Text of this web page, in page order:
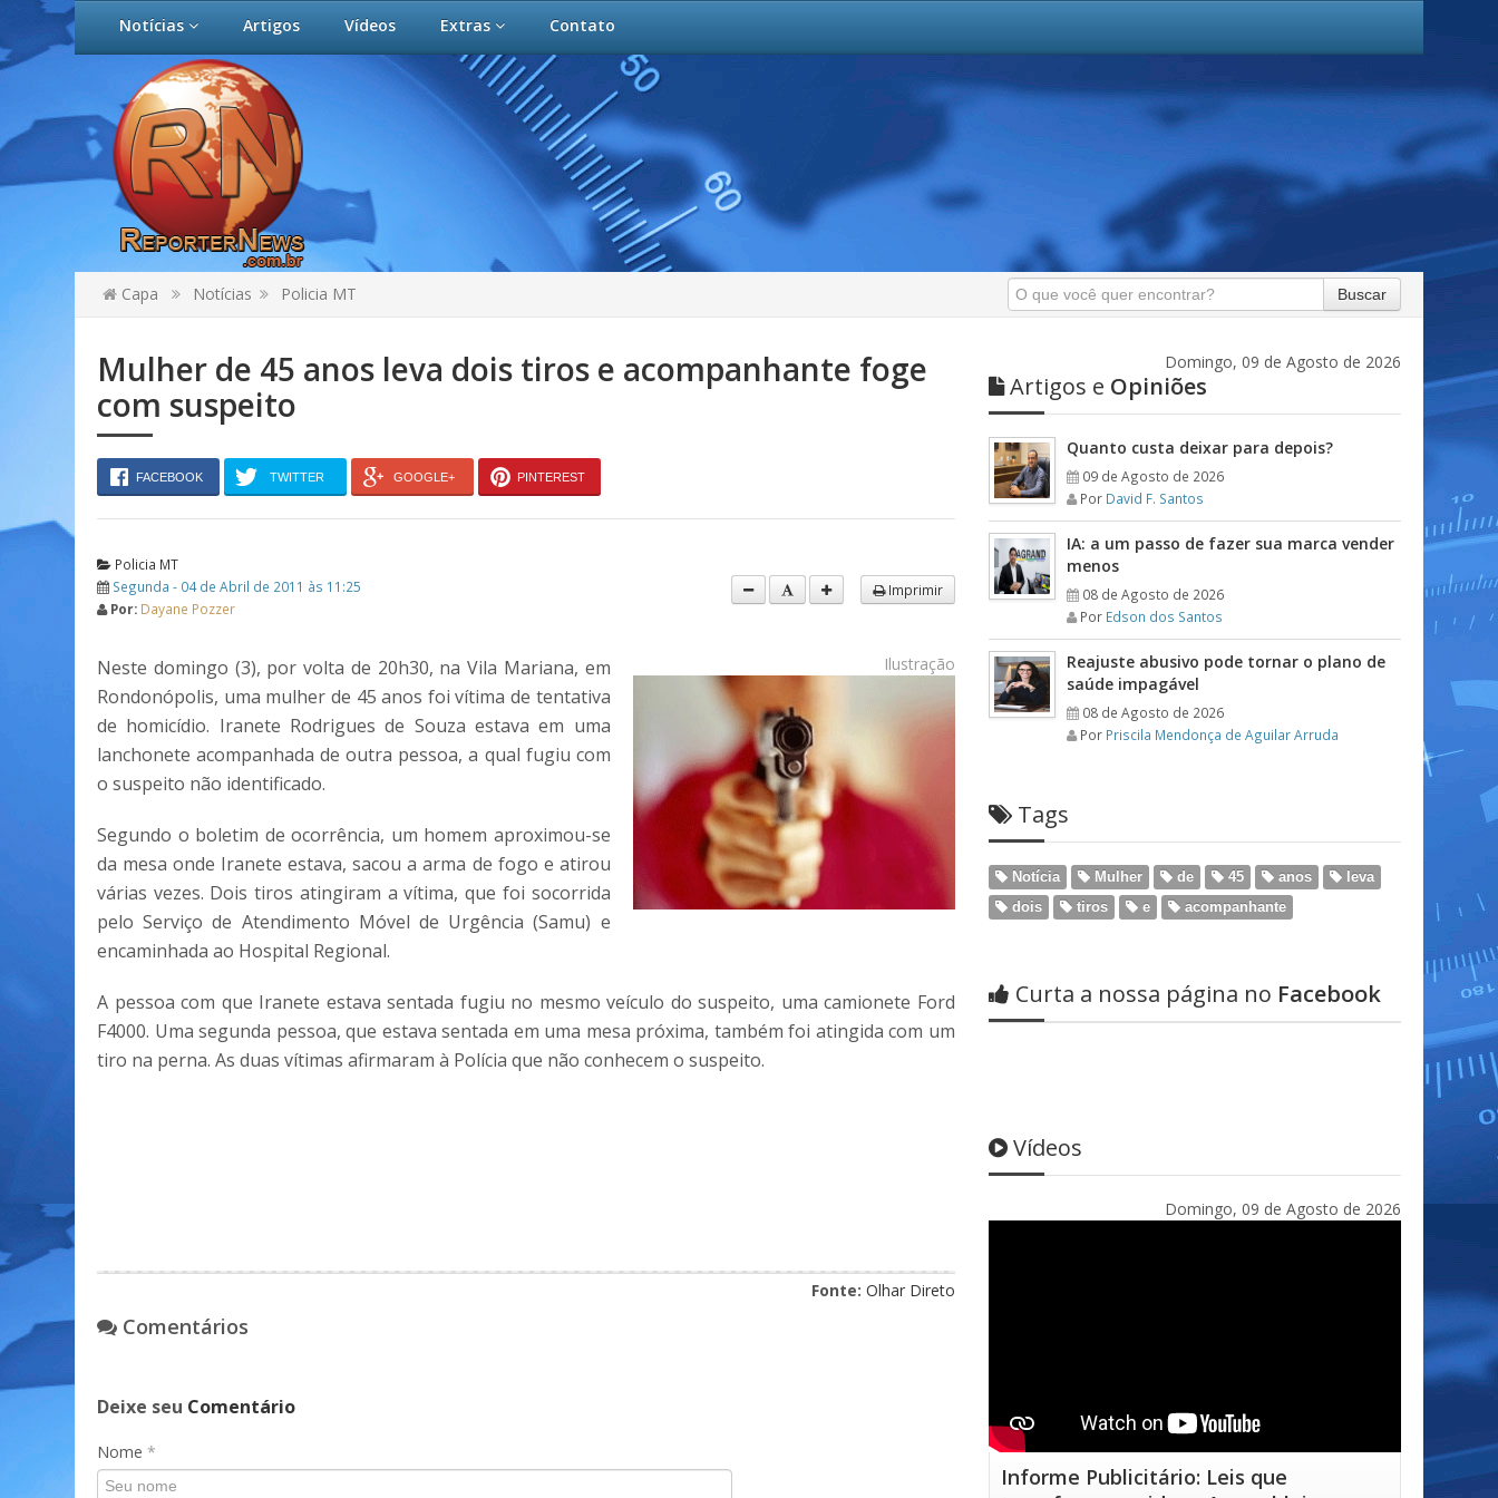
Notícias Artigos Vídeos Extras Contato
Capa Notícias Policia MT Buscar
Mulher de 45 anos leva dois tiros e acompanhante foge
com suspeito
FACEBOOK TWITTER GOOGLE+ PINTEREST
Policia MT
Segunda - 04 de Abril de 2011 às 11:25
Por: Dayane Pozzer
Imprimir
Ilustração
Neste domingo (3), por volta de 20h30, na Vila Mariana, em
Rondonópolis, uma mulher de 45 anos foi vítima de tentativa
de homicídio. Iranete Rodrigues de Souza estava em uma
lanchonete acompanhada de outra pessoa, a qual fugiu com
o suspeito não identificado.
Segundo o boletim de ocorrência, um homem aproximou-se
da mesa onde Iranete estava, sacou a arma de fogo e atirou
várias vezes. Dois tiros atingiram a vítima, que foi socorrida
pelo Serviço de Atendimento Móvel de Urgência (Samu) e
encaminhada ao Hospital Regional.
A pessoa com que Iranete estava sentada fugiu no mesmo veículo do suspeito, uma camionete Ford
F4000. Uma segunda pessoa, que estava sentada em uma mesa próxima, também foi atingida com um
tiro na perna. As duas vítimas afirmaram à Polícia que não conhecem o suspeito.
Fonte: Olhar Direto
Comentários
Deixe seu Comentário
Nome *
Domingo, 09 de Agosto de 2026
Artigos e Opiniões
Quanto custa deixar para depois?
09 de Agosto de 2026
Por David F. Santos
IA: a um passo de fazer sua marca vender
menos
08 de Agosto de 2026
Por Edson dos Santos
Reajuste abusivo pode tornar o plano de
saúde impagável
08 de Agosto de 2026
Por Priscila Mendonça de Aguilar Arruda
Tags
Notícia Mulher de 45 anos
leva
dois
tiros e acompanhante
Curta a nossa página no Facebook
Vídeos
Domingo, 09 de Agosto de 2026
Informe Publicitário: Leis que